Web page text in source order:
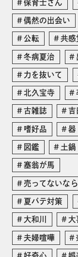
保育士さん
偶然の出会い
公転 共感
冬病夏治
力を抜いて
北久宝寺
古雑誌 吉
嗜好品 器
図鑑 土鍋
塞翁が馬
売ってないな
夏バテ対策
大和川 大
夫婦喧嘩